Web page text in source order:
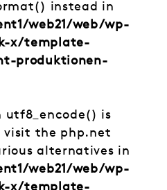
instead in
web21/web/wp-
x/template-
produktionen-
utf8_encode() is
visit the php.net
alternatives in
web21/web/wp-
x/template-